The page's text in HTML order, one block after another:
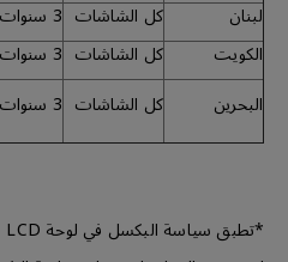
لبنان كل الشاشات 3 سنوات
الكويت
كل الشاشات 3 سنوات
البحرين
كل الشاشات 3 سنوات
*تطبق سياسة البكسل في لوحة LCD